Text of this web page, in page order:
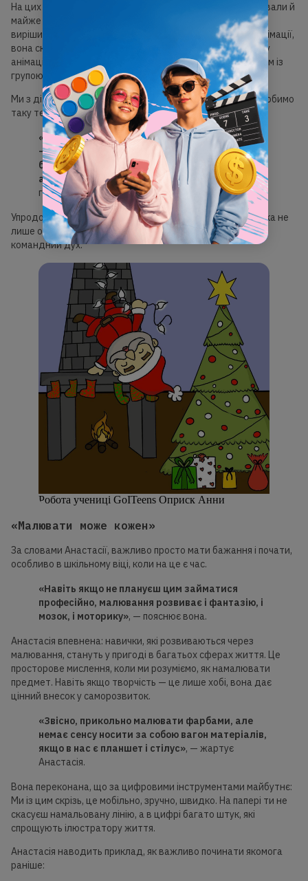
На цих уроках панувала тиша: діти зосереджено працювали й
майже не спілкувалися. Перед Новим роком Анастасія
вирішила трохи змінити звичну програму. Була тема з анімації,
вона складна й монотонна. Викладачка замінила на іншу
анімацію, аби дітям було цікавіше. Тоді викладачка разом із
групою вирішила створити щось новорічне. «
Ми з дітьми вирішили, що зараз Новий рік, Різдво, і ми зробимо
таку тему. Ідею сюжету придумали самі діти:
«Камін, Санта Клаус на каміні, ялинка, чобіток
— усе це вони придумали самостійно. Від мене
була просто тема «Різдво й рухома картинка»,
а повністю ідею вони зробили самі» , — з
гордістю розповідає вона.
Упродовж двох уроків діти створили спільну анімацію, яка не
лише оживила тему, а й розбудила в групі інтерес та
командний дух.
Робота учениці GoITeens Оприск Анни
«Малювати може кожен»
За словами Анастасії, важливо просто мати бажання і почати,
особливо в шкільному віці, коли на це є час.
«Навіть якщо не плануєш цим займатися
професійно, малювання розвиває і фантазію, і
мозок, і моторику», — пояснює вона.
Анастасія впевнена: навички, які розвиваються через
малювання, стануть у пригоді в багатьох сферах життя. Це
просторове мислення, коли ми розуміємо, як намалювати
предмет. Навіть якщо творчість — це лише хобі, вона дає
цінний внесок у саморозвиток.
«Звісно, прикольно малювати фарбами, але
немає сенсу носити за собою вагон матеріалів,
якщо в нас є планшет і стілус», — жартує
Анастасія.
Вона переконана, що за цифровими інструментами майбутнє:
Ми із цим скрізь, це мобільно, зручно, швидко. На папері ти не
скасуєш намальовану лінію, а в цифрі багато штук, які
спрощують ілюстратору життя.
Анастасія наводить приклад, як важливо починати якомога
раніше: